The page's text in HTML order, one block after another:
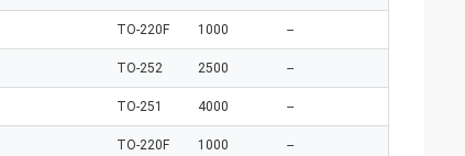
TO-220F 1000 --
TO-252 2500 --
TO-251 4000 --
TO-220F 1000 --